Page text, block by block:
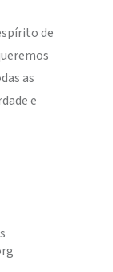
de
as
e